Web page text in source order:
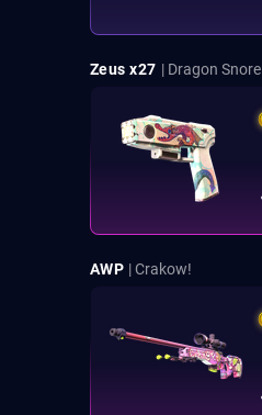
Zeus x27 | Dragon Snore
AWP | Crakow!